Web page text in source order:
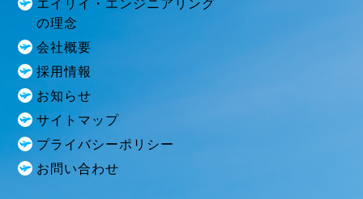
エイリイ・エンジニアリング
の理念
会社概要
採用情報
お知らせ
サイトマップ
プライバシーポリシー
お問い合わせ